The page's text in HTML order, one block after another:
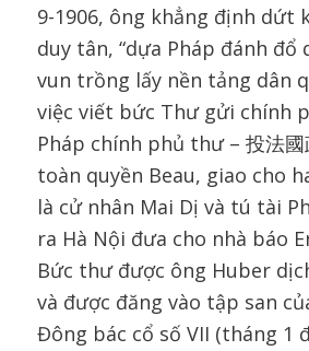
9-1906, ông khẳng định dứt
duy tân, “dựa Pháp đánh đổ
vun trồng lấy nền tảng dân
việc viết bức Thư gửi chính
Pháp chính phủ thư – 投法
toàn quyền Beau, giao cho
là cử nhân Mai Dị và tú tài
ra Hà Nội đưa cho nhà báo
Bức thư được ông Huber
và được đăng vào tập san
Đông bác cổ số VII (tháng 1